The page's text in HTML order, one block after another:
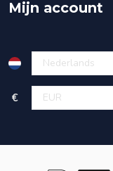
Mijn account
€